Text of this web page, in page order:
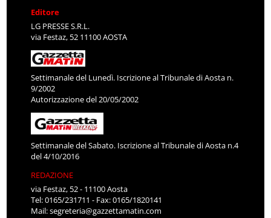
Editore
LG PRESSE S.R.L.
via Festaz, 52 11100 AOSTA
Settimanale del Lunedì. Iscrizione al Tribunale di Aosta n.
9/2002
Autorizzazione del 20/05/2002
Settimanale del Sabato. Iscrizione al Tribunale di Aosta n.4
del 4/10/2016
REDAZIONE
via Festaz, 52 - 11100 Aosta
Tel: 0165/231711 - Fax: 0165/1820141
Mail:segreteria@gazzettamatin.com